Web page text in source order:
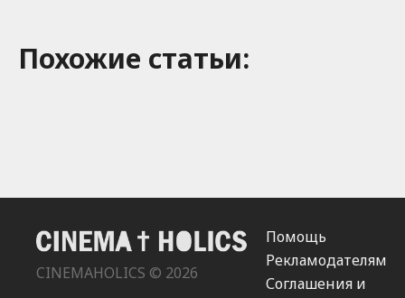
Похожие cтатьи:
CINEMAHOLICS © 2026
Помощь
Рекламодателям
Соглашения и